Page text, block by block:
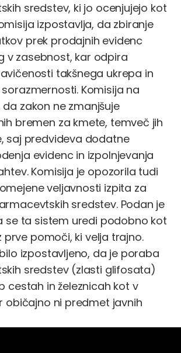
sredstev, ki jo ocenjujejo kot
izpostavlja, da zbiranje
prek prodajnih evidenc
v zasebnost, kar odpira
takšnega ukrepa in
Komisija na
zakon ne zmanjšuje
bremen za kmete, temveč jih
saj predvideva dodatne
evidenc in izpolnjevanja
Komisija je opozorila tudi
veljavnosti izpita za
sredstev. Podan je
se ta sistem uredi podobno kot
prve pomoči, ki velja trajno.
izpostavljeno, da je poraba
sredstev (zlasti glifosata)
cestah in železnicah kot v
običajno ni predmet javnih